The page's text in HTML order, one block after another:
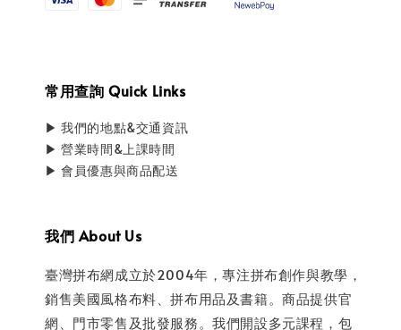
常用查詢 Quick Links
▶ 我們的地點&交通資訊
▶ 營業時間&上課時間
▶ 會員優惠與商品配送
我們 About Us
臺灣拼布網成立於2004年，專注拼布創作與教學，
銷售美國風格布料、拼布用品及書籍。商品提供官
網、門市零售及批發服務。我們開設多元課程，包